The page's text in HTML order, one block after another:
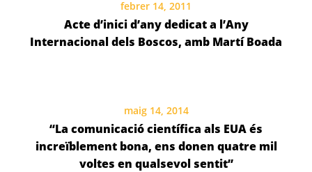
febrer 14, 2011
Acte d’inici d’any dedicat a l’Any
Internacional dels Boscos, amb Martí Boada
maig 14, 2014
“La comunicació científica als EUA és
increïblement bona, ens donen quatre mil
voltes en qualsevol sentit”